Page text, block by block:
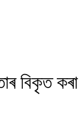
বিকৃত